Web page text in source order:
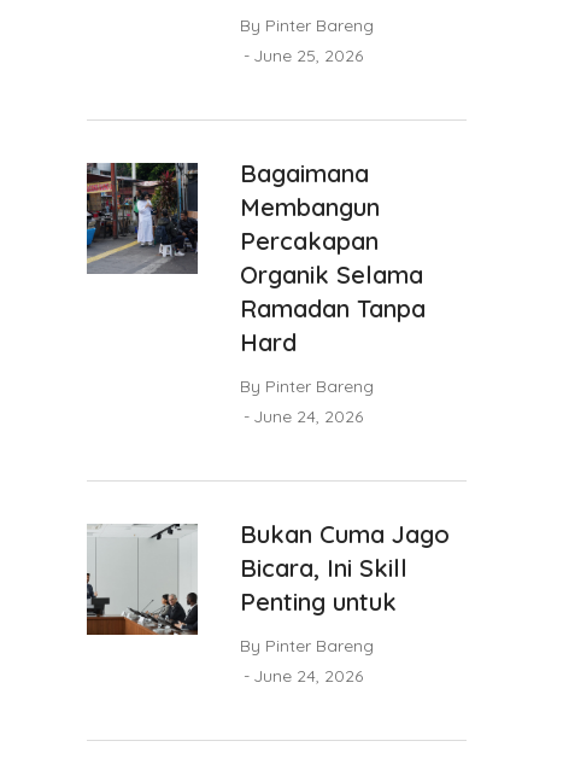
By Pinter Bareng
June 25, 2026
Bagaimana
Membangun
Percakapan
Organik Selama
Ramadan Tanpa
Hard
By Pinter Bareng
June 24, 2026
Bukan Cuma Jago
Bicara, Ini Skill
Penting untuk
By Pinter Bareng
June 24, 2026